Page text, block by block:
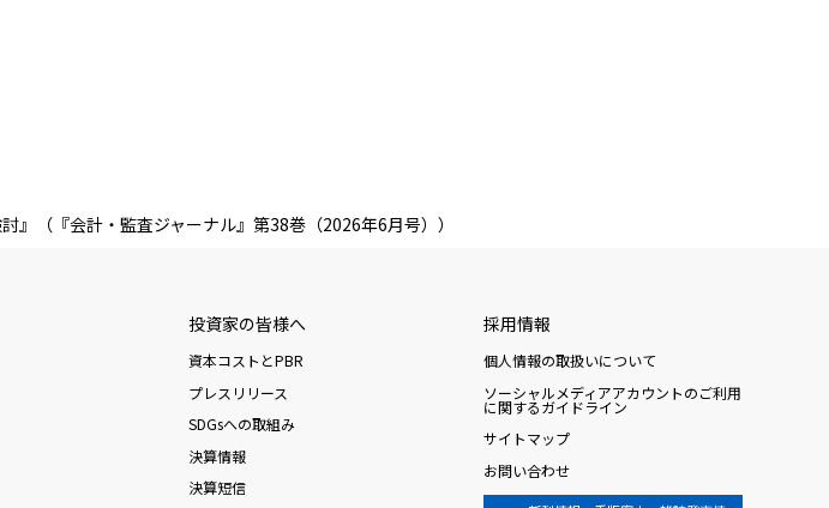
（『会計・監査ジャーナル』第38巻（2026年6月号））
投資家の皆様へ
資本コストとPBR
プレスリリース
SDGsへの取組み
決算情報
決算短信
採用情報
個人情報の取扱いについて
ソーシャルメディアアカウントのご利用
に関するガイドライン
サイトマップ
お問い合わせ